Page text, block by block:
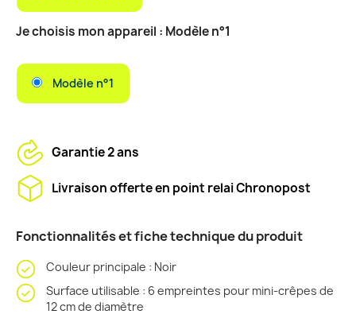
Je choisis mon appareil : Modèle n°1
Modèle n°1
Garantie 2 ans
Livraison offerte en point relai Chronopost
Fonctionnalités et fiche technique du produit
Couleur principale : Noir
Surface utilisable : 6 empreintes pour mini-crêpes de
12 cm de diamètre